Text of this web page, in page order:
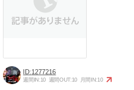
1277216
週間IN:10 週間OUT:10 月間IN:10